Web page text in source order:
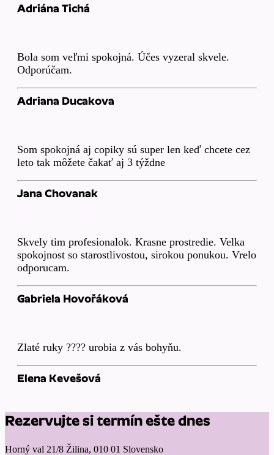
Adriána Tichá
Bola som veľmi spokojná. Účes vyzeral skvele.
Odporúčam.
Adriana Ducakova
Som spokojná aj copiky sú super len keď chcete cez
leto tak môžete čakať aj 3 týždne
Jana Chovanak
Skvely tim profesionalok. Krasne prostredie. Velka
spokojnost so starostlivostou, sirokou ponukou. Vrelo
odporucam.
Gabriela Hovořáková
Zlaté ruky ???? urobia z vás bohyňu.
Elena Kevešová
Rezervujte si termín ešte dnes
Horný val 21/8 Žilina, 010 01 Slovensko